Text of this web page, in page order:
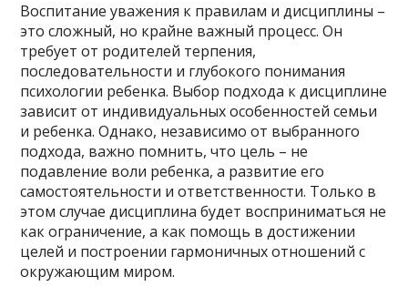
Воспитание уважения к правилам и дисциплины –
это сложный, но крайне важный процесс. Он
требует от родителей терпения,
последовательности и глубокого понимания
психологии ребенка. Выбор подхода к дисциплине
зависит от индивидуальных особенностей семьи
и ребенка. Однако, независимо от выбранного
подхода, важно помнить, что цель – не
подавление воли ребенка, а развитие его
самостоятельности и ответственности. Только в
этом случае дисциплина будет восприниматься не
как ограничение, а как помощь в достижении
целей и построении гармоничных отношений с
окружающим миром.